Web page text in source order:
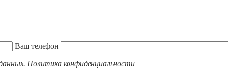
Ваш телефон
Политика конфиденциальности